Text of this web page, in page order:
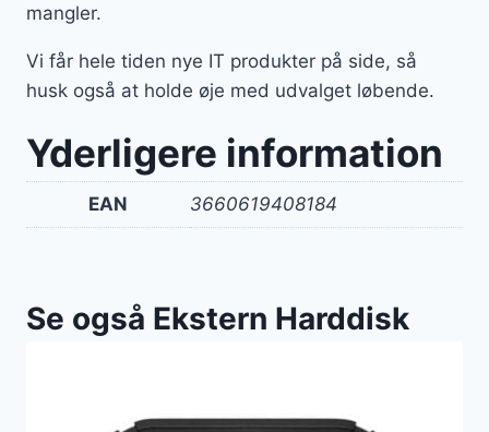
mangler.
Vi får hele tiden nye IT produkter på side, så
husk også at holde øje med udvalget løbende.
Yderligere information
EAN 3660619408184
Se også Ekstern Harddisk